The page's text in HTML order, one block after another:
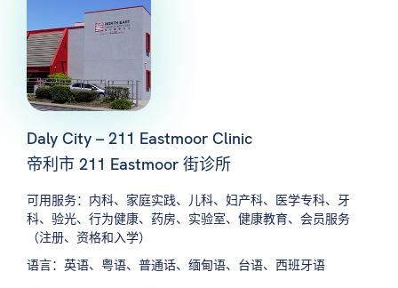
Daly City – 211 Eastmoor Clinic
帝利市 211 Eastmoor 街诊所
可用服务：内科、家庭实践、儿科、妇产科、医学专科、牙
科、验光、行为健康、药房、实验室、健康教育、会员服务
（注册、资格和入学）
语言：英语、粤语、普通话、缅甸语、台语、西班牙语